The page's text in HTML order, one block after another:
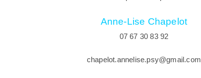
Anne-Lise Chapelot
07 67 30 83 92
chapelot.annelise.psy@gmail.com